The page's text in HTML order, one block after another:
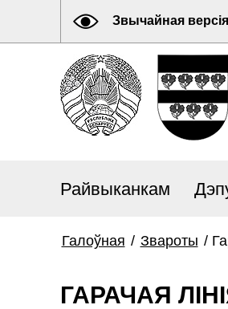
Звычайная версія
Райвыканкам
Галоўная / Звароты /
ГАРАЧАЯ